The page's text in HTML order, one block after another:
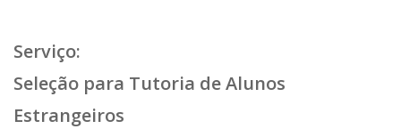
Serviço:
Seleção para Tutoria de Alunos
Estrangeiros